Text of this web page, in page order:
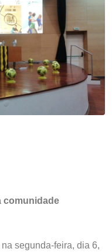
comunidade
segunda-feira, dia 6,